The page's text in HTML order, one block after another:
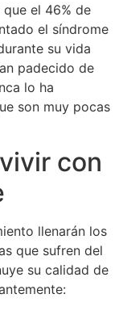
el 46% de
el síndrome
su vida
padecido de
lo ha
son muy pocas
con
llenarán los
que sufren del
su calidad de